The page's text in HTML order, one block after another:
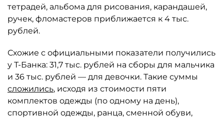
тетрадей, альбома для рисования, карандашей,
ручек, фломастеров приближается к 4 тыс.
рублей.
Схожие с официальными показатели получились
у Т-Банка: 31,7 тыс. рублей на сборы для мальчика
и 36 тыс. рублей — для девочки. Такие суммы
сложились, исходя из стоимости пяти
комплектов одежды (по одному на день),
спортивной одежды, ранца, сменной обуви,